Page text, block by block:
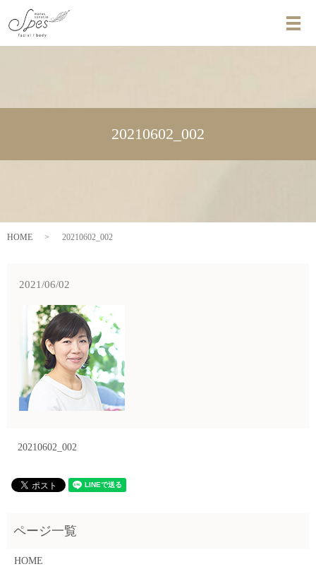
メ
20210602_002
HOME 20210602_002
2021/06/02
20210602_002
HOME